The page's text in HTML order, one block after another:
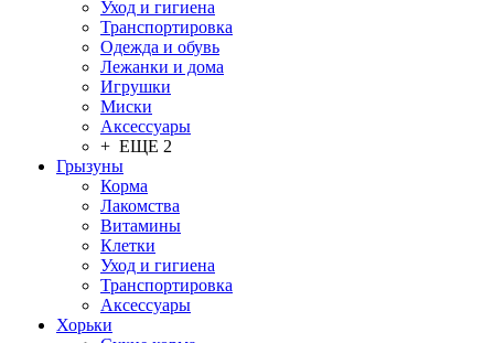
Уход и гигиена
Транспортировка
Одежда и обувь
Лежанки и дома
Игрушки
Миски
Аксессуары
+ ЕЩЕ 2
Грызуны
Корма
Лакомства
Витамины
Клетки
Уход и гигиена
Транспортировка
Аксессуары
Хорьки